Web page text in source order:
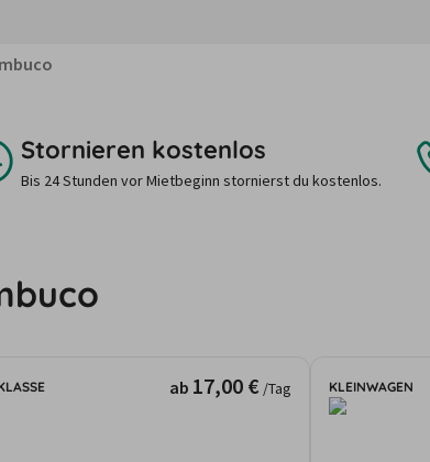
Stornieren kostenlos
Bis 24 Stunden vor Mietbeginn stornierst du kostenlos.
ab 17,00 € /Tag KLEINWAGEN